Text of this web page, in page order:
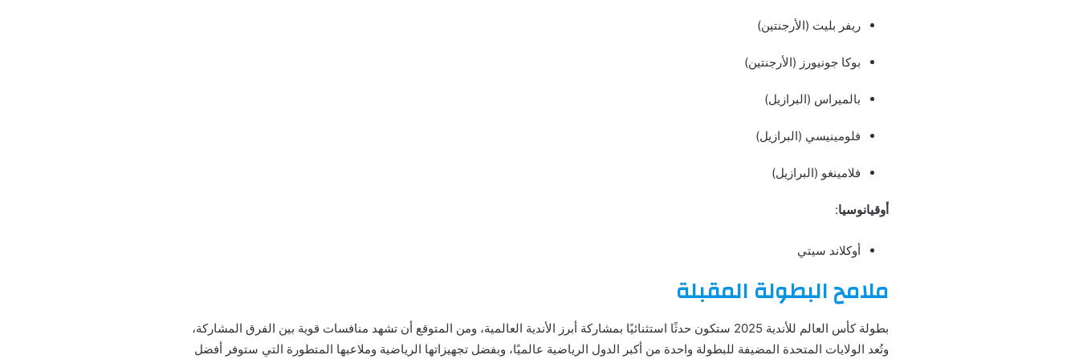
ريفر بليت (الأرجنتين)
بوكا جونيورز (الأرجنتين)
بالميراس (البرازيل)
فلومينيسي (البرازيل)
فلامينغو (البرازيل)
أوقيانوسيا:
أوكلاند سيتي
ملامح البطولة المقبلة
بطولة كأس العالم للأندية 2025 ستكون حدثًا استثنائيًا بمشاركة أبرز الأندية العالمية، ومن المتوقع أن تشهد منافسات قوية بين الفرق المشاركة،
وتُعد الولايات المتحدة المضيفة للبطولة واحدة من أكبر الدول الرياضية عالميًا، وبفضل تجهيزاتها الرياضية وملاعبها المتطورة التي ستوفر أفضل